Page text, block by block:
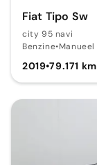
Fiat Tipo Sw
city 95 navi
Benzine•Manueel
2019•79.171 km